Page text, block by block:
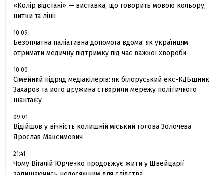
«Колір відстані» — виставка, що говорить мовою кольору,
нитки та лінії
10:09
Безоплатна паліативна допомога вдома: як українцям
отримати медичну підтримку під час важкої хвороби
10:00
Сімейний підряд медіакілерів: як білоруський екс-КДБшник
Захаров та його дружина створили мережу політичного
шантажу
09:01
Відійшов у вічність колишній міський голова Золочева
Ярослав Максимович
21:41
Чому Віталій Юрченко продовжує жити у Швейцарії,